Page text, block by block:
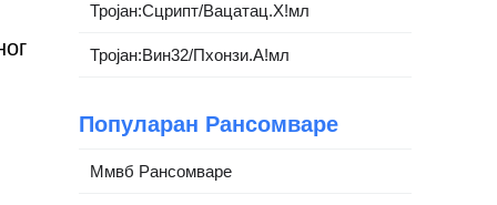
Тројан:Сцрипт/Вацатац.Х!мл
Тројан:Вин32/Пхонзи.А!мл
Популаран Рансомваре
Ммвб Рансомваре